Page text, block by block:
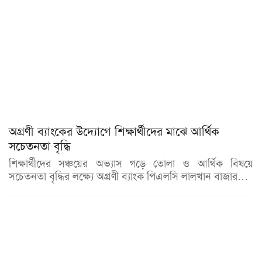
অগ্রণী ব্যাংকের উদ্যোগে শিক্ষার্থীদের মাঝে আর্থিক
সচেতনতা বৃদ্ধি
শিক্ষার্থীদের সঞ্চয়ের অভ্যাস গড়ে তোলা ও আর্থিক বিষয়ে
সচেতনতা বৃদ্ধির লক্ষ্যে অগ্রণী ব্যাংক পিএলসি লালখান বাজার…